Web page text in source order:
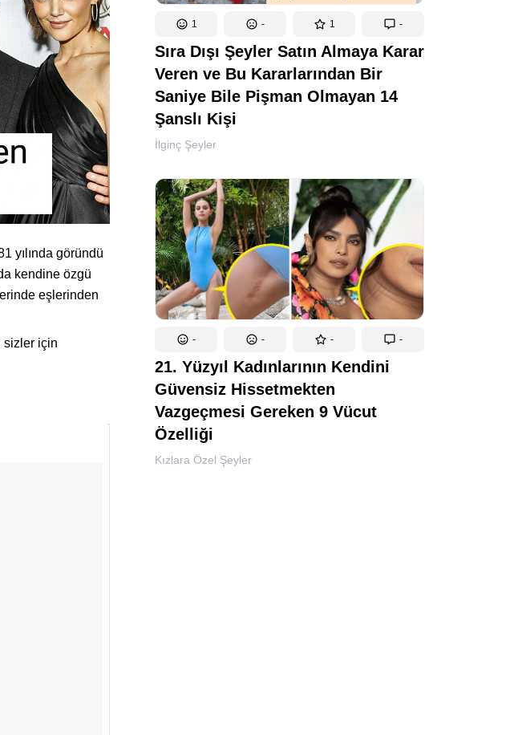
1 - 1 -
Sıra Dışı Şeyler Satın Almaya Karar
Veren ve Bu Kararlarından Bir
Saniye Bile Pişman Olmayan 14
Şanslı Kişi
İlginç Şeyler
- - - -
21. Yüzyıl Kadınlarının Kendini
Güvensiz Hissetmekten
Vazgeçmesi Gereken 9 Vücut
Özelliği
Kızlara Özel Şeyler
yılında göründü
kendine özgü
eşlerinden
sizler için